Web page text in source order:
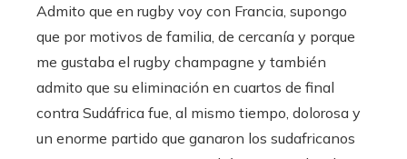
Admito que en rugby voy con Francia, supongo
que por motivos de familia, de cercanía y porque
me gustaba el rugby champagne y también
admito que su eliminación en cuartos de final
contra Sudáfrica fue, al mismo tiempo, dolorosa y
un enorme partido que ganaron los sudafricanos